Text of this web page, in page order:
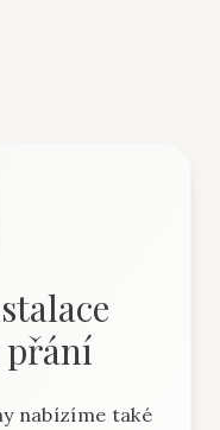
přání
nabízíme také